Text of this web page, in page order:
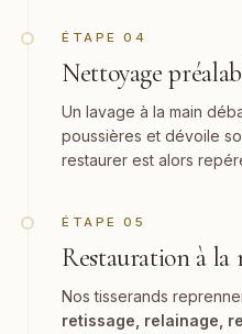
ÉTAPE 04
Nettoyage
Un lavage à la main
poussières et dévoile
restaurer est alors
ÉTAPE 05
Restauration à la
Nos tisserands
retissage, relainage,